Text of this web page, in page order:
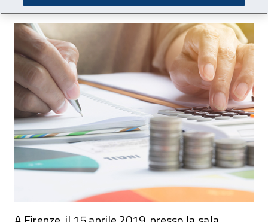
Seminario - “Le nuove tariffe Inail”